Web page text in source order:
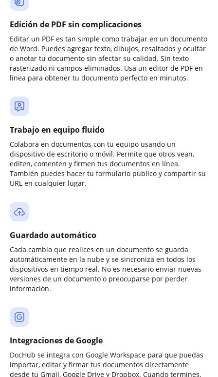
Edición de PDF sin complicaciones
Editar un PDF es tan simple como trabajar en un documento
de Word. Puedes agregar texto, dibujos, resaltados y ocultar
o anotar tu documento sin afectar su calidad. Sin texto
rasterizado ni campos eliminados. Usa un editor de PDF en
línea para obtener tu documento perfecto en minutos.
Trabajo en equipo fluido
Colabora en documentos con tu equipo usando un
dispositivo de escritorio o móvil. Permite que otros vean,
editen, comenten y firmen tus documentos en línea.
También puedes hacer tu formulario público y compartir su
URL en cualquier lugar.
Guardado automático
Cada cambio que realices en un documento se guarda
automáticamente en la nube y se sincroniza en todos los
dispositivos en tiempo real. No es necesario enviar nuevas
versiones de un documento o preocuparse por perder
información.
Integraciones de Google
DocHub se integra con Google Workspace para que puedas
importar, editar y firmar tus documentos directamente
desde tu Gmail, Google Drive y Dropbox. Cuando termines,